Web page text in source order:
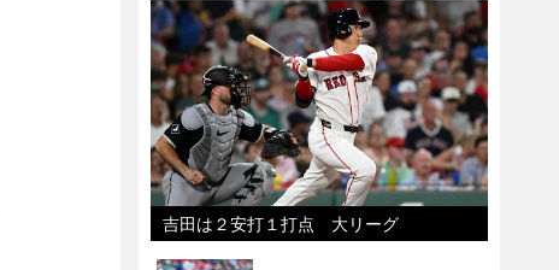
吉田は２安打１打点 大リーグ